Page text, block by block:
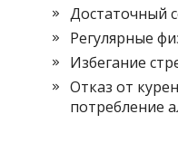
Достаточный
Регулярные
Избегание
Отказ от
потребление